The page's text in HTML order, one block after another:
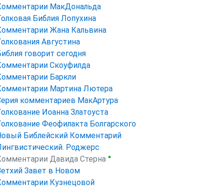
МакДональда
Библия Лопухина
Жана Кальвина
Августина
говорит сегодня
Скоуфилда
Баркли
Мартина Лютера
комментариев МакАртура
Иоанна Златоуста
Феофилакта Болгарского
Библейский Комментарий
Роджерс
Давида Стерна ●
Завет в Новом
Кузнецовой